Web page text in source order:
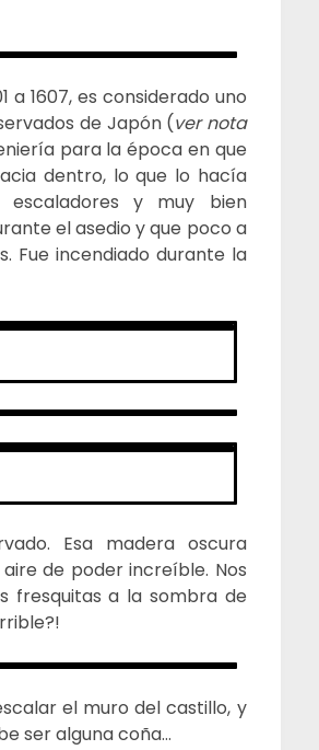
a 1607, es considerado uno
de Japón (ver nota
para la época en que
dentro, lo que lo hacía
escaladores y muy bien
el asedio y que poco a
Fue incendiado durante la
Esa madera oscura
de poder increíble. Nos
fresquitas a la sombra de
el muro del castillo, y
ser alguna coña…